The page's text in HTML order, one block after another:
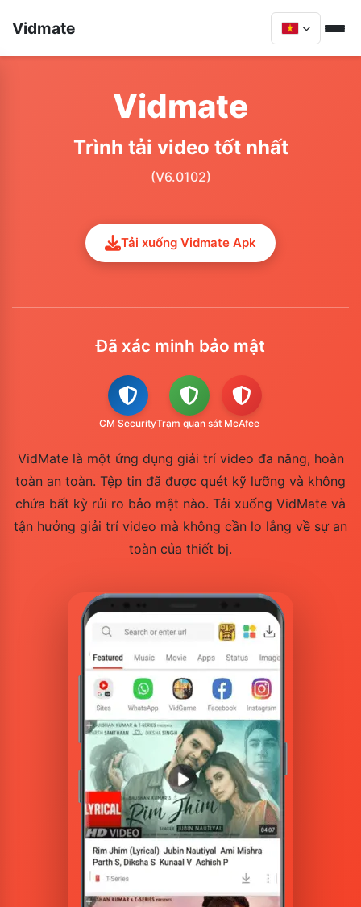
Vidmate
Vidmate
Trình tải video tốt nhất
(V6.0102)
Tải xuống Vidmate Apk
Đã xác minh bảo mật
CM SecurityTrạm quan sát McAfee
VidMate là một ứng dụng giải trí video đa năng, hoàn
toàn an toàn. Tệp tin đã được quét kỹ lưỡng và không
chứa bất kỳ rủi ro bảo mật nào. Tải xuống VidMate và
tận hưởng giải trí video mà không cần lo lắng về sự an
toàn của thiết bị.